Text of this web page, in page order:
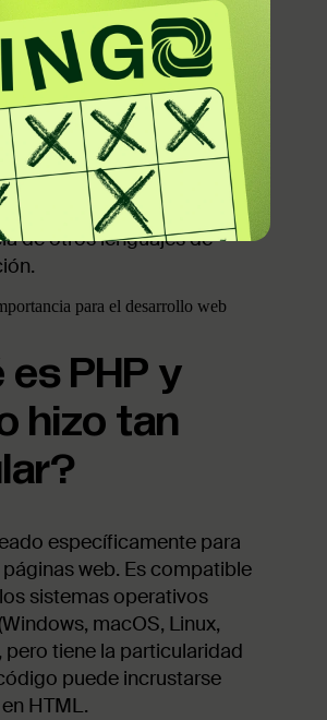
aplicaciones web, pero
de actualizaciones
en un lenguaje de propósito
exploramos un poco
qué es PHP, por qué se
tan popular, y en qué
de otros lenguajes de
es PHP y
hizo tan
específicamente para
web. Es compatible
sistemas operativos
macOS, Linux,
pero tiene la particularidad
puede incrustarse
HTML.